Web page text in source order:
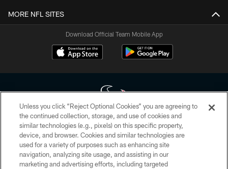
MORE NFL SITES
Download Official Team Mobile App
Copyright © 2026 Houston Texans. All rights reserved. No portion of
HoustonTexans.com may be duplicated, redistributed or manipulated in any
form. By accessing any information beyond this page, you agree to abide by
the HoustonTexans.com Privacy Policy, Code of Conduct, and Terms and
Conditions.
Unless you click “Reject Optional Cookies” you are agreeing to
the continued collection, storage, and use of cookies and
similar technologies (e.g., pixels) on this specific property,
device, and browser. Cookies and similar technologies are
used for a variety of purposes such as enhancing site
navigation, analyzing site usage, and assisting in our
marketing and advertising efforts, including targeted